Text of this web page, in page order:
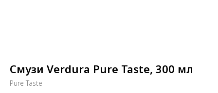
Смузи Verdura Pure Taste, 300 мл
Pure Taste